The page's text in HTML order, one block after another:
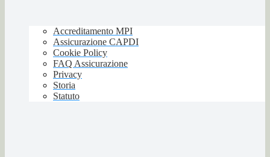
Accreditamento MPI
Assicurazione CAPDI
Cookie Policy
FAQ Assicurazione
Privacy
Storia
Statuto